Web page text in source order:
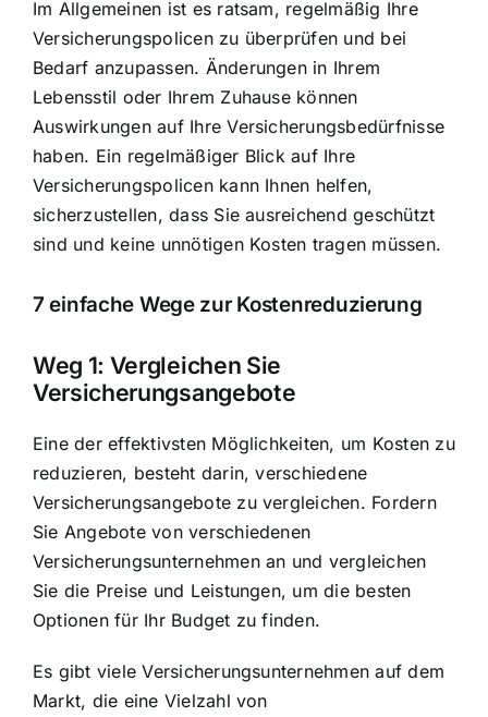
Im Allgemeinen ist es ratsam, regelmäßig Ihre
Versicherungspolicen zu überprüfen und bei
Bedarf anzupassen. Änderungen in Ihrem
Lebensstil oder Ihrem Zuhause können
Auswirkungen auf Ihre Versicherungsbedürfnisse
haben. Ein regelmäßiger Blick auf Ihre
Versicherungspolicen kann Ihnen helfen,
sicherzustellen, dass Sie ausreichend geschützt
sind und keine unnötigen Kosten tragen müssen.
7 einfache Wege zur Kostenreduzierung
Weg 1: Vergleichen Sie
Versicherungsangebote
Eine der effektivsten Möglichkeiten, um Kosten zu
reduzieren, besteht darin, verschiedene
Versicherungsangebote zu vergleichen. Fordern
Sie Angebote von verschiedenen
Versicherungsunternehmen an und vergleichen
Sie die Preise und Leistungen, um die besten
Optionen für Ihr Budget zu finden.
Es gibt viele Versicherungsunternehmen auf dem
Markt, die eine Vielzahl von